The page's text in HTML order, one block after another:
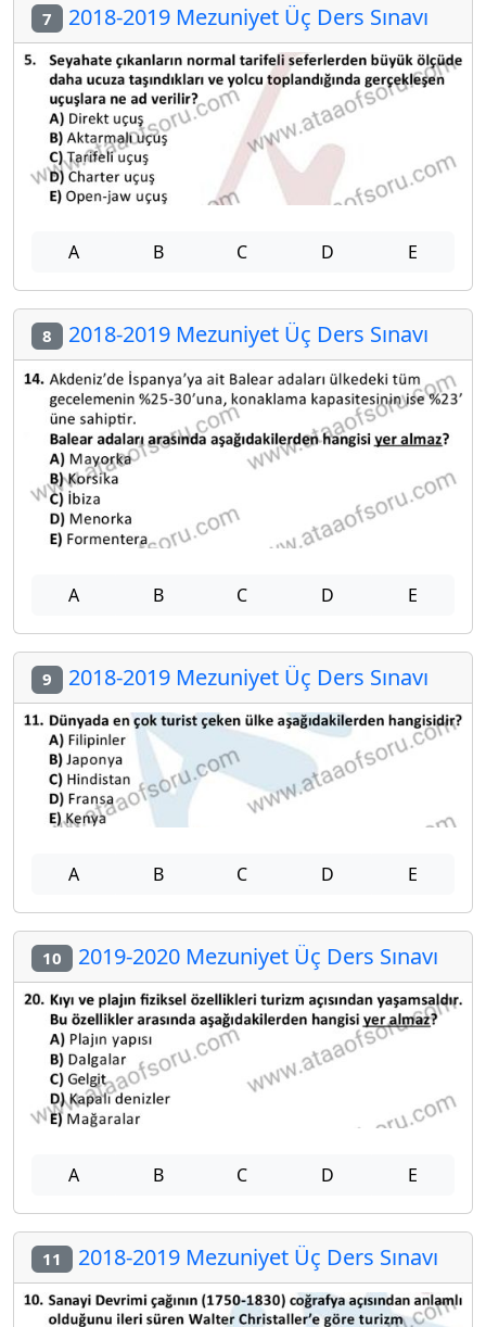
7 2018-2019 Mezuniyet Üç Ders Sınavı
A B C D E
8 2018-2019 Mezuniyet Üç Ders Sınavı
A B C D E
9 2018-2019 Mezuniyet Üç Ders Sınavı
A B C D E
10 2019-2020 Mezuniyet Üç Ders Sınavı
A B C D E
11 2018-2019 Mezuniyet Üç Ders Sınavı